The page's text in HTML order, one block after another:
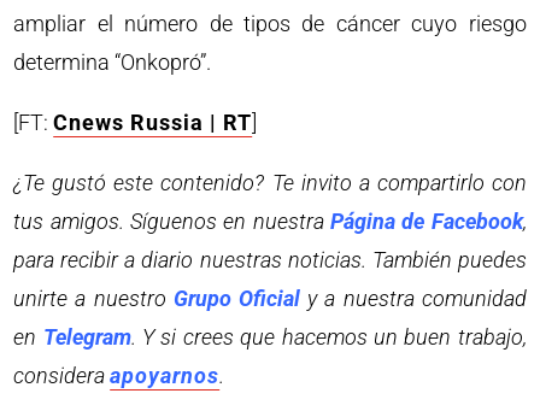
ampliar el número de tipos de cáncer cuyo riesgo
determina “Onkopró”.
[FT:Cnews Russia | RT
¿Te gustó este contenido? Te invito a compartirlo con
tus amigos. Síguenos en nuestraPágina de Facebook,
para recibir a diario nuestras noticias. También puedes
unirte a nuestro Grupo Oficial y a nuestra comunidad
en Telegram. Y si crees que hacemos un buen trabajo,
consideraapoyarnos.